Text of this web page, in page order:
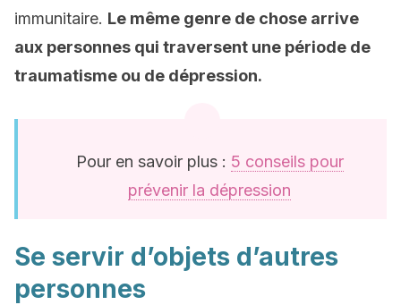
immunitaire. Le même genre de chose arrive
aux personnes qui traversent une période de
traumatisme ou de dépression.
Pour en savoir plus : 5 conseils pour
prévenir la dépression
Se servir d’objets d’autres
personnes